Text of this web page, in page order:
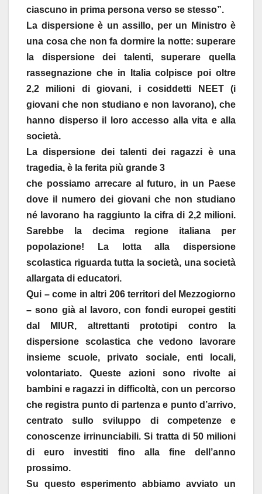
ciascuno in prima persona verso se stesso”.
La dispersione è un assillo, per un Ministro è
una cosa che non fa dormire la notte: superare
la dispersione dei talenti, superare quella
rassegnazione che in Italia colpisce poi oltre
2,2 milioni di giovani, i cosiddetti NEET (i
giovani che non studiano e non lavorano), che
hanno disperso il loro accesso alla vita e alla
società.
La dispersione dei talenti dei ragazzi è una
tragedia, è la ferita più grande 3
che possiamo arrecare al futuro, in un Paese
dove il numero dei giovani che non studiano
né lavorano ha raggiunto la cifra di 2,2 milioni.
Sarebbe la decima regione italiana per
popolazione! La lotta alla dispersione
scolastica riguarda tutta la società, una società
allargata di educatori.
Qui – come in altri 206 territori del Mezzogiorno
– sono già al lavoro, con fondi europei gestiti
dal MIUR, altrettanti prototipi contro la
dispersione scolastica che vedono lavorare
insieme scuole, privato sociale, enti locali,
volontariato. Queste azioni sono rivolte ai
bambini e ragazzi in difficoltà, con un percorso
che registra punto di partenza e punto d’arrivo,
centrato sullo sviluppo di competenze e
conoscenze irrinunciabili. Si tratta di 50 milioni
di euro investiti fino alla fine dell’anno
prossimo.
Su questo esperimento abbiamo avviato un